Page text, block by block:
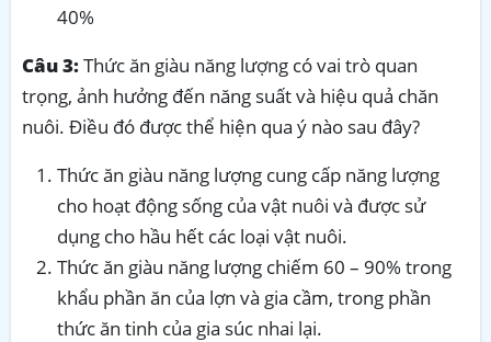
40%
Câu 3:Thức ăn giàu năng lượng có vai trò quan
trọng, ảnh hưởng đến năng suất và hiệu quả chăn
nuôi. Điều đó được thể hiện qua ý nào sau đây?
Thức ăn giàu năng lượng cung cấp năng lượng
cho hoạt động sống của vật nuôi và được sử
dụng cho hầu hết các loại vật nuôi.
Thức ăn giàu năng lượng chiếm 60 – 90% trong
khẩu phần ăn của lợn và gia cầm, trong phần
thức ăn tinh của gia súc nhai lại.